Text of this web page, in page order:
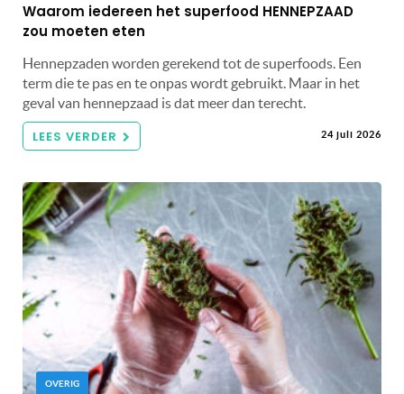
Waarom iedereen het superfood HENNEPZAAD
zou moeten eten
Hennepzaden worden gerekend tot de superfoods. Een
term die te pas en te onpas wordt gebruikt. Maar in het
geval van hennepzaad is dat meer dan terecht.
LEES VERDER 24 juli 2026
OVERIG